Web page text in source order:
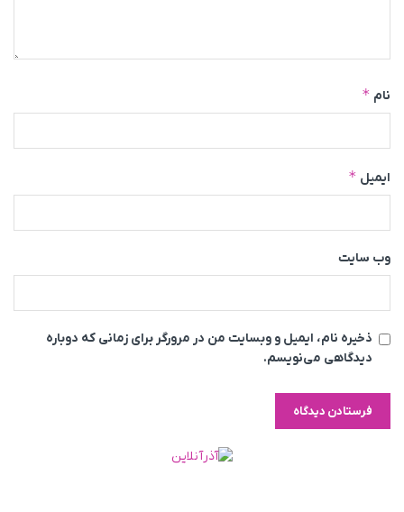
نام *
ایمیل *
وب‌ سایت
ذخیره نام، ایمیل و وبسایت من در مرورگر برای زمانی که دوباره
دیدگاهی می‌نویسم.